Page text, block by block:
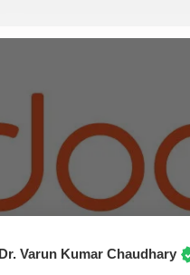
Dr. Varun Kumar Chaudhary